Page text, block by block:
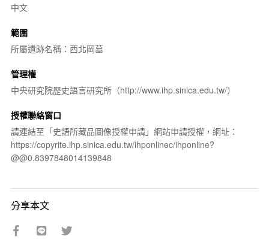
中文
範圍
所屬遺跡名稱：西北岡墓
管理權
中央研究院歷史語言研究所（http://www.ihp.sinica.edu.tw/）
授權聯絡窗口
請連結至「史語所藏品圖像授權申請」網站申請授權，網址：
https://copyrite.ihp.sinica.edu.tw/ihponlinec/ihponline?
@@0.8397848014139848
分享本文